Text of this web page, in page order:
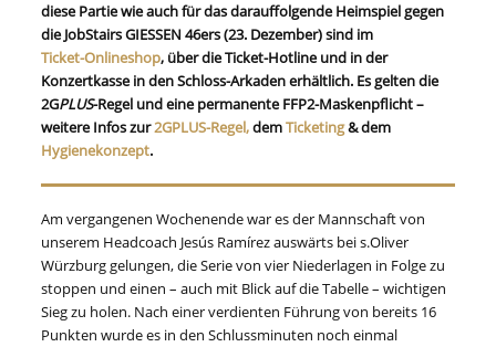
diese Partie wie auch für das darauffolgende Heimspiel gegen
die JobStairs GIESSEN 46ers (23. Dezember) sind im
Ticket-Onlineshop, über die Ticket-Hotline und in der
Konzertkasse in den Schloss-Arkaden erhältlich. Es gelten die
2GPLUS-Regel und eine permanente FFP2-Maskenpflicht –
weitere Infos zur2GPLUS-Regel,demTicketing& dem
Hygienekonzept.
Am vergangenen Wochenende war es der Mannschaft von
unserem Headcoach Jesús Ramírez auswärts bei s.Oliver
Würzburg gelungen, die Serie von vier Niederlagen in Folge zu
stoppen und einen – auch mit Blick auf die Tabelle – wichtigen
Sieg zu holen. Nach einer verdienten Führung von bereits 16
Punkten wurde es in den Schlussminuten noch einmal